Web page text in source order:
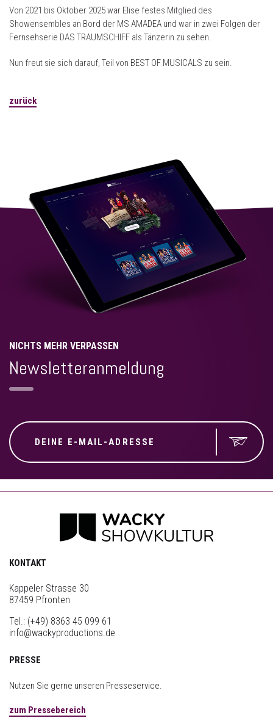
Von 2021 bis Oktober 2025 war Elise festes Mitglied des
Showensembles an Bord der MS AMADEA und war in zwei Folgen der
Fernsehserie DAS TRAUMSCHIFF als Tänzerin zu sehen.
Nun freut sie sich darauf, Teil von BEST OF MUSICALS zu sein.
zurück
NICHTS MEHR VERPASSEN
Newsletteranmeldung
KONTAKT
Kappeler Strasse 30
87459 Pfronten
Tel.: (+49) 8363 45 099 61
info@wackyproductions.de
PRESSE
Nutzen Sie gerne unseren Presseservice.
zum Pressebereich